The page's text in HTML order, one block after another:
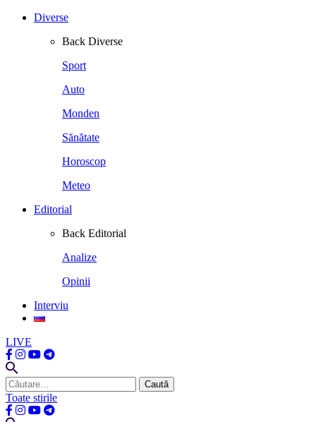
Diverse
Back Diverse
Sport
Auto
Monden
Sănătate
Horoscop
Meteo
Editorial
Back Editorial
Analize
Opinii
Interviu
LIVE
Caută
după:
Toate stirile